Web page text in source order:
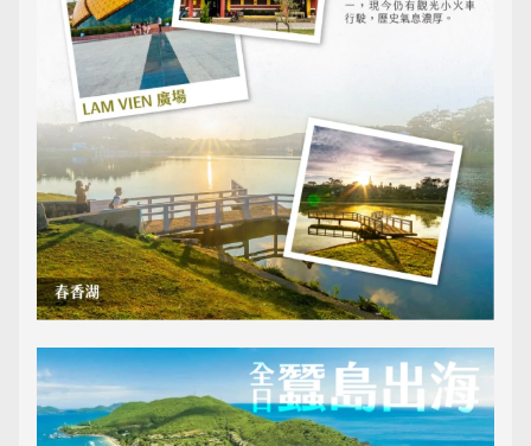
最新消息
Announcement
客製旅遊
Customized Tour